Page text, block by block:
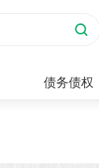
债务债权